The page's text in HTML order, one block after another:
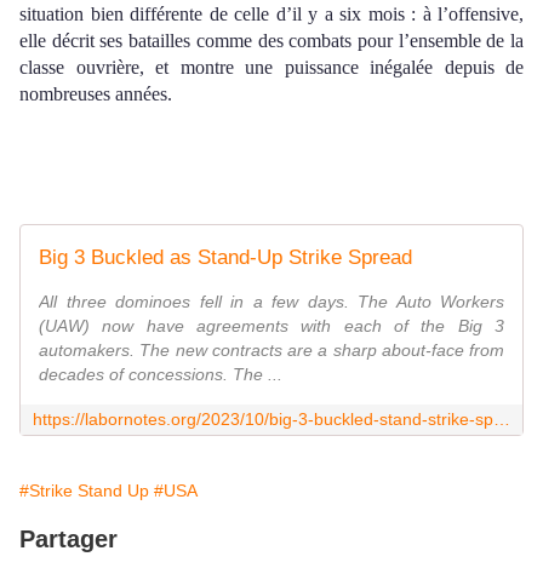
situation bien différente de celle d’il y a six mois : à l’offensive,
elle décrit ses batailles comme des combats pour l’ensemble de la
classe ouvrière, et montre une puissance inégalée depuis de
nombreuses années.
Big 3 Buckled as Stand-Up Strike Spread
All three dominoes fell in a few days. The Auto Workers
(UAW) now have agreements with each of the Big 3
automakers. The new contracts are a sharp about-face from
decades of concessions. The ...
#Strike Stand Up #USA
Partager